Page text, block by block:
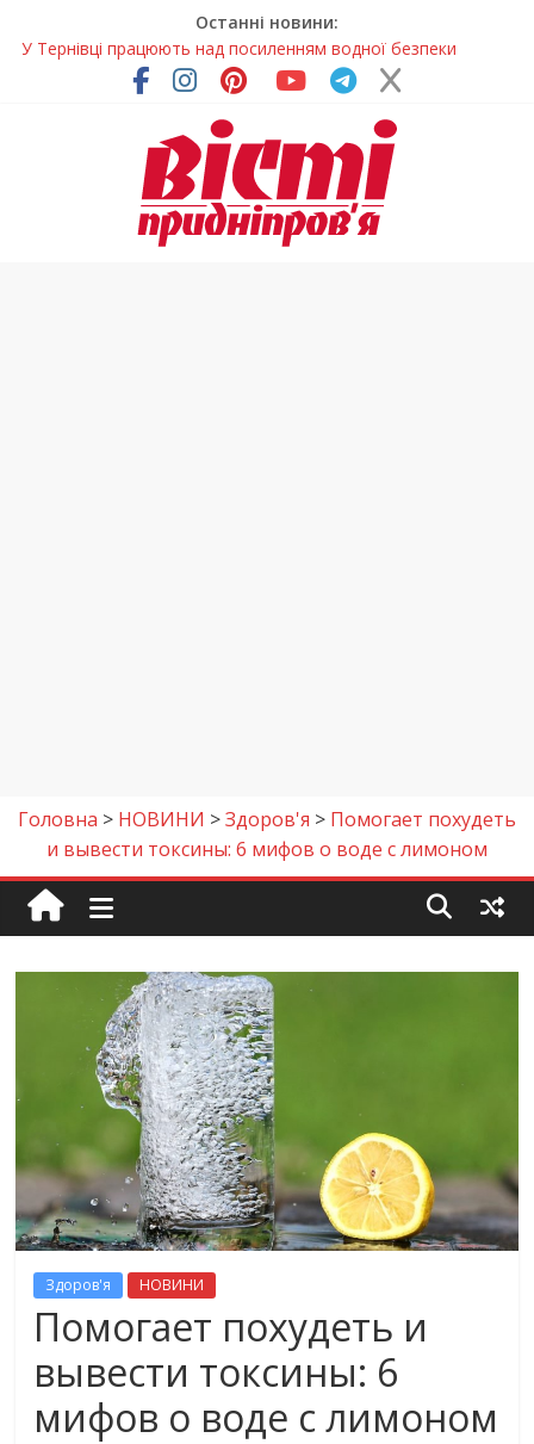
Останні новини:
У Тернівці працюють над посиленням водної безпеки
На Дніпропетровщині різко зросла кількість пожеж в
У Самарі провели незвичайний майстер-клас
Світлові рішення майстрів із Дніпра визнали найкращими в
Засинання після півночі може негативно впливати на
Головна > НОВИНИ >Здоров'я > Помогает похудеть
и вывести токсины: 6 мифов о воде с лимоном
Здоров'я НОВИНИ
Помогает похудеть и
вывести токсины: 6
мифов о воде с лимоном